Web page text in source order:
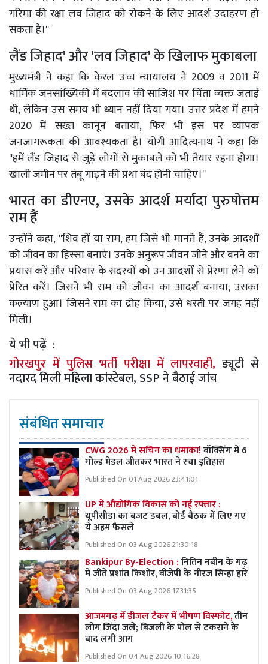
गरिमा की रक्षा लव जिहाद को रोकने के लिए आदर्श उदाहरण हो
सकता है।''
लैंड जिहाद' और 'लव जिहाद' के खिलाफ मुकाबला
मुख्यमंत्री ने कहा कि केरल उच्च न्यायालय ने 2009 व 2011 में
धार्मिक जनसांख्यिकी में बदलाव की साजिश पर चिंता व्यक्त जताई
थी, लेकिन उस समय भी ध्यान नहीं दिया गया। उत्तर प्रदेश में हमने
2020 में सख्त कानून बताया, फिर भी इस पर व्यापक
जनजागरूकता की आवश्यकता है। योगी आदित्यनाथ ने कहा कि
''हमें लैंड जिहाद से जुड़े लोगों से मुकाबले को भी तैयार रहना होगा।
खाली जमीन पर तंबू गाड़ने की प्रथा बंद होनी चाहिए।''
भारत का डीएनए, उसके आदर्श मर्यादा पुरुषोत्तम
राम हैं
उन्होंने कहा, ''शिव हों या राम, हम जिसे भी मानते हैं, उनके आदर्शों
को जीवन का हिस्सा बनाएं। उनके अनुरूप जीवन जीने और बनने का
प्रयास करें और परिवार के सदस्यों को उन आदर्शों से प्रेरणा लेने को
प्रेरित करें। जिसने भी राम को जीवन का आदर्श बनाया, उसका
कल्याण हुआ। जिसने राम का द्रोह किया, उसे धरती पर जगह नहीं
मिली।
ये भी पढ़ें :
गोरखपुर में पुलिस भर्ती परीक्षा में लापरवाही, ड्यूटी से
नदारद मिली महिला कांस्टेबल, SSP ने बैठाई जांच
संबंधित समाचार
CWG 2026 में सचिन का धमाका!बॉक्सिंग में 6
गोल्ड मेडल जीतकर भारत ने रचा इतिहास
Published On 01 Aug 2026 23:41:01
UP में औद्योगिक विकास को नई रफ्तार :
यूपीसीडा का बजट डबल, बोर्ड बैठक में लिए गए
ये अहम फैसले
Published On 03 Aug 2026 21:30:18
Bankipur By-Election :नितिन नबीन के गढ़
में जीते प्रशांत किशोर, बीजेपी के नीरज सिन्हा हारे
Published On 03 Aug 2026 17:31:35
आजमगढ़ में डीजल टैंकर में भीषण विस्फोट,तीन
लोग जिंदा जले; बिजली के पोल से टकराने के
बाद लगी आग
Published On 04 Aug 2026 10:16:28